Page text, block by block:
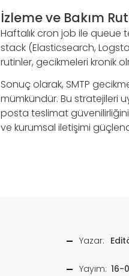
İzleme ve Bakım
Haftalık cron job ile queue
stack (Elasticsearch,
rutinler, gecikmeleri kronik
Sonuç olarak, SMTP
mümkündür. Bu stratejileri
posta teslimat güvenilirliğini
ve kurumsal iletişimi
Yazar:
Yayım: 16-